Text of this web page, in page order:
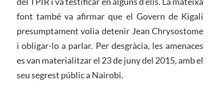
font també va afirmar que el Govern de Kigali
presumptament volia detenir Jean Chrysostome
i obligar-lo a parlar. Per desgràcia, les amenaces
es van materialitzar el 23 de juny del 2015, amb el
seu segrest públic a Nairobi.